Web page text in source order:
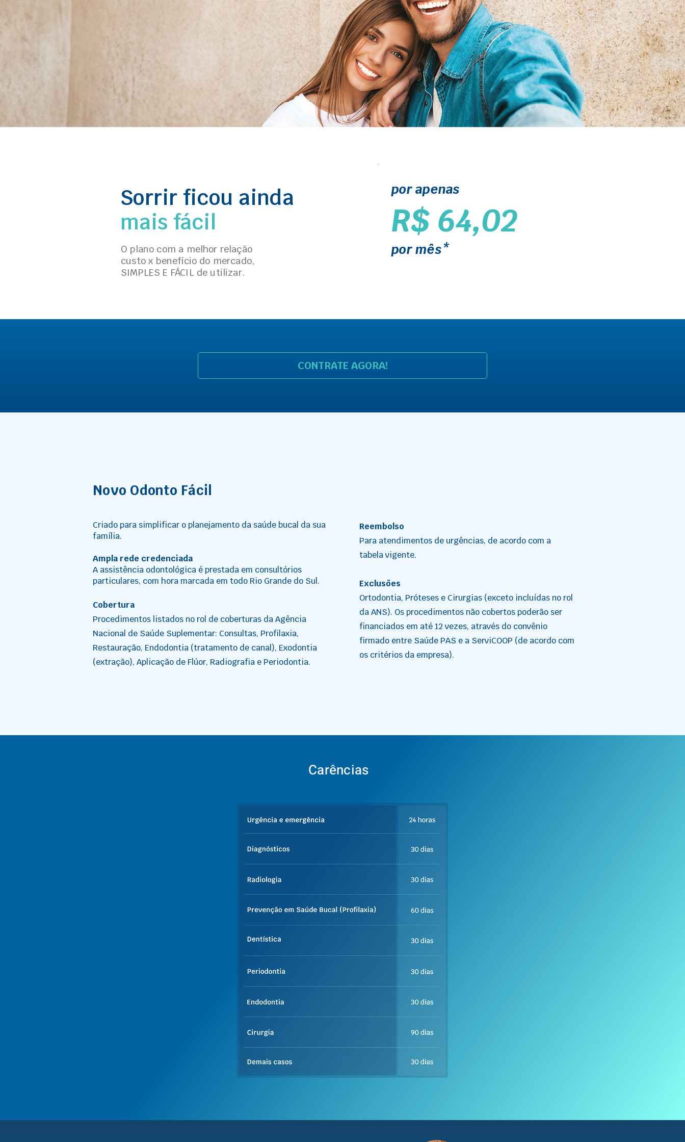
Sorrir ficou ainda
mais fácil
O plano com a melhor relação
custo x benefício do mercado,
SIMPLES E FÁCIL de utilizar.
por apenas
R$ 64,02
por mês*
CONTRATE AGORA!
Novo Odonto Fácil
Criado para simplificar o planejamento da saúde bucal da sua
família.
Ampla rede credenciada
A assistência odontológica é prestada em consultórios
particulares, com hora marcada em todo Rio Grande do Sul.
Cobertura
Procedimentos listados no rol de coberturas da Agência
Nacional de Saúde Suplementar: Consultas, Profilaxia,
Restauração, Endodontia (tratamento de canal), Exodontia
(extração), Aplicação de Flúor, Radiografia e Periodontia.
Reembolso
Para atendimentos de urgências, de acordo com a
tabela vigente.
Exclusões
Ortodontia, Próteses e Cirurgias (exceto incluídas no rol
da ANS). Os procedimentos não cobertos poderão ser
financiados em até 12 vezes, através do convênio
firmado entre Saúde PAS e a ServiCOOP (de acordo com
os critérios da empresa).
Carências